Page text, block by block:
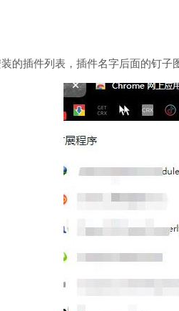
的插件列表，插件名字后面的钉